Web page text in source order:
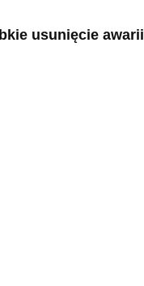
usunięcie awarii